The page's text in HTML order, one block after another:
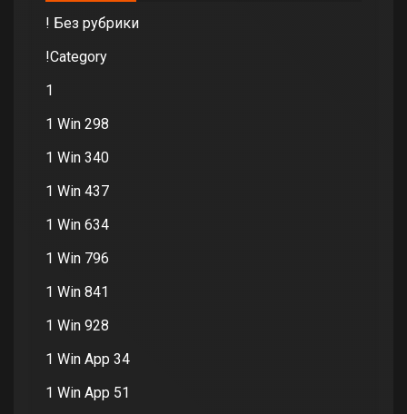
! Без рубрики
!Category
1
1 Win 298
1 Win 340
1 Win 437
1 Win 634
1 Win 796
1 Win 841
1 Win 928
1 Win App 34
1 Win App 51